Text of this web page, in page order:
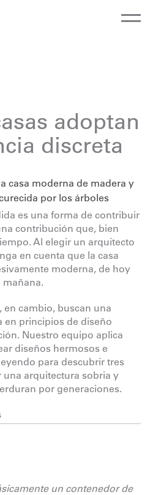
adoptan
discreta
es una forma de contribuir
contribución que, bien
Al elegir un arquitecto
en cuenta que la casa
moderna, de hoy
en cambio, buscan una
en principios de diseño
Nuestro equipo aplica
diseños hermosos e
para descubrir tres
una arquitectura sobria y
por generaciones.
un contenedor de